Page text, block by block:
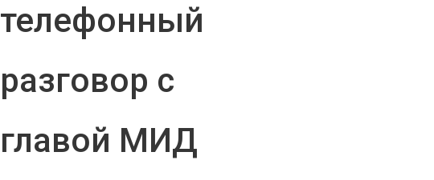
телефонный
разговор с
главой МИД